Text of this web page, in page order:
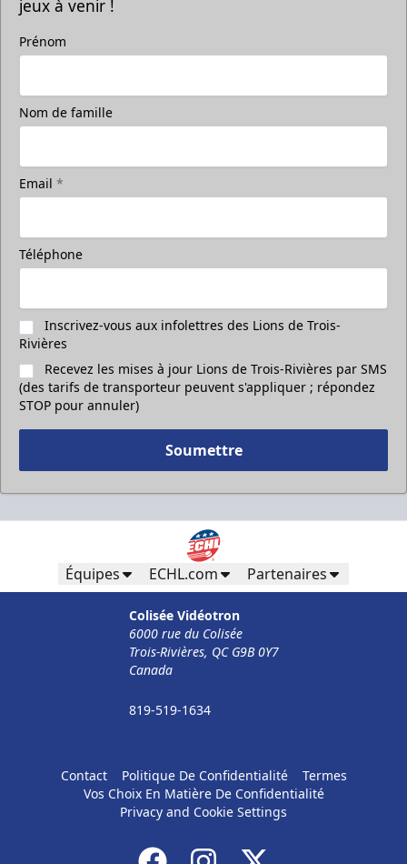
jeux à venir !
Prénom
Nom de famille
Email *
Téléphone
Inscrivez-vous aux infolettres des Lions de Trois-
Rivières
Recevez les mises à jour Lions de Trois-Rivières par SMS
(des tarifs de transporteur peuvent s'appliquer ; répondez
STOP pour annuler)
Soumettre
Équipes ECHL.com Partenaires
Colisée Vidéotron
6000 rue du Colisée
Trois-Rivières, QC G9B 0Y7
Canada
819-519-1634
Contact Politique De Confidentialité
Termes
Vos Choix En Matière De Confidentialité
Privacy and Cookie Settings